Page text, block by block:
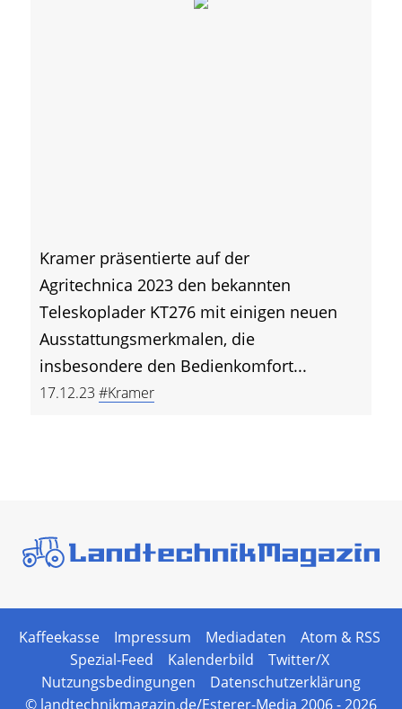
Kramer präsentierte auf der
Agritechnica 2023 den bekannten
Teleskoplader KT276 mit einigen neuen
Ausstattungsmerkmalen, die
insbesondere den Bedienkomfort...
17.12.23 #Kramer
Kaffeekasse Impressum Mediadaten
Atom & RSS
Spezial-Feed
Kalenderbild
Twitter/X
Nutzungsbedingungen
Datenschutzerklärung
© landtechnikmagazin.de/Esterer-Media 2006 - 2026